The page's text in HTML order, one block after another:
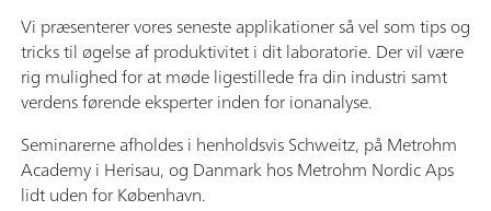
Vi præsenterer vores seneste applikationer så vel som tips og
tricks til øgelse af produktivitet i dit laboratorie. Der vil være
rig mulighed for at møde ligestillede fra din industri samt
verdens førende eksperter inden for ionanalyse.
Seminarerne afholdes i henholdsvis Schweitz, på Metrohm
Academy i Herisau, og Danmark hos Metrohm Nordic Aps
lidt uden for København.